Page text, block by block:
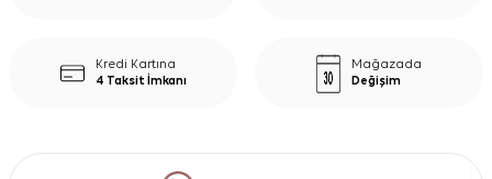
Kredi Kartına
4 Taksit İmkanı
Mağazada
Değişim